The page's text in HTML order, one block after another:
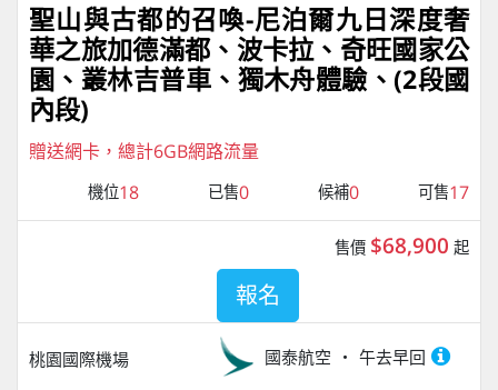
聖山與古都的召喚-尼泊爾九日深度奢
華之旅加德滿都、波卡拉、奇旺國家公
園、叢林吉普車、獨⽊⾈體驗、(2段國
內段)
贈送網卡，總計6GB網路流量
機位18 已售0 候補0 可售17
桃園國際機場 國泰航空 午去早回
售價 $68,900 起
報名